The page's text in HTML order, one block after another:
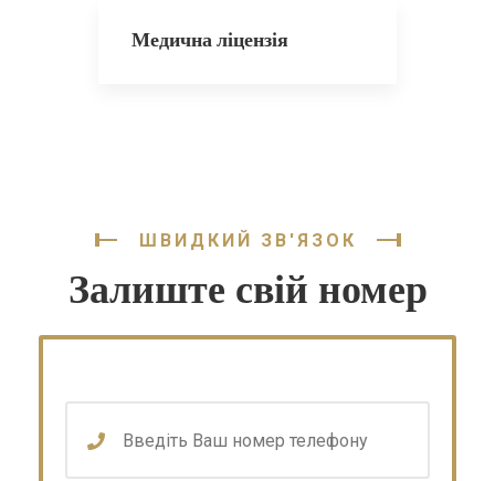
Медична ліцензія
ШВИДКИЙ ЗВ'ЯЗОК
Залиште свій номер